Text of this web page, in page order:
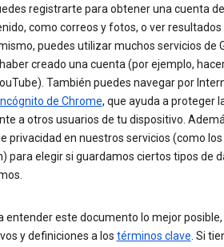
registrarte para obtener una cuenta
como correos y fotos, o ver
puedes utilizar muchos servicios de
creado una cuenta (por ejemplo,
También puedes navegar por
de Chrome, que ayuda a proteger
a otros usuarios de tu dispositivo.
privacidad en nuestros servicios (como
para elegir si guardamos ciertos tipos de
entender este documento lo mejor
y definiciones a los términos clave. Si